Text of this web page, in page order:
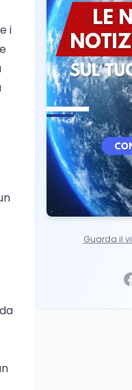
i
al
Guarda il